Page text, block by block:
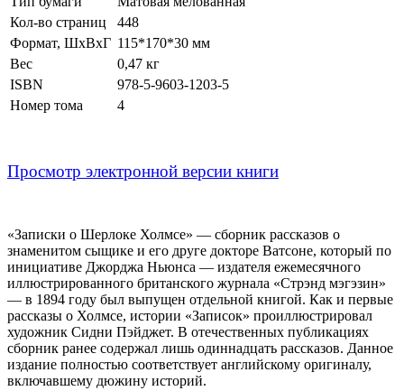
Кол-во страниц
448
Формат, ШхВхГ 115*170*30 мм
Вес
0,47 кг
ISBN
978-5-9603-1203-5
Номер тома
4
Просмотр электронной версии книги
«Записки о Шерлоке Холмсе» — сборник рассказов о
знаменитом сыщике и его друге докторе Ватсоне, который по
инициативе Джорджа Ньюнса — издателя ежемесячного
иллюстрированного британского журнала «Стрэнд мэгэзин»
— в 1894 году был выпущен отдельной книгой. Как и первые
рассказы о Холмсе, истории «Записок» проиллюстрировал
художник Сидни Пэйджет. В отечественных публикациях
сборник ранее содержал лишь одиннадцать рассказов. Данное
издание полностью соответствует английскому оригиналу,
включавшему дюжину историй.